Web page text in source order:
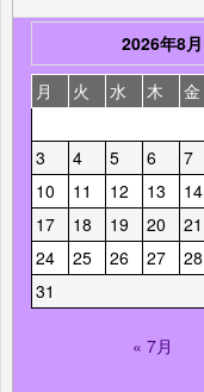
2026年8月
月
火 水 木 金
3
4 5 6 7
10
11 12 13 14
17
18 19 20 21
24
25 26 27 28
31
« 7月